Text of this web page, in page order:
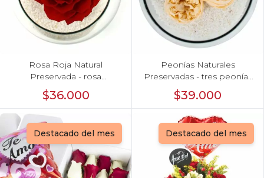
Rosa Roja Natural
Preservada - rosa
preservada en pecera
vidrio con piedrecitas
$36.000
Peonías Naturales
Preservadas - tres peonías
preservadas en pecera
vidrio con piedrecitas
$39.000
Destacado del mes Destacado del mes